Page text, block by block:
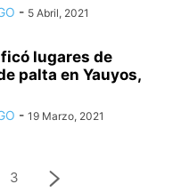
- 5 Abril, 2021
lugares de
palta en Yauyos,
- 19 Marzo, 2021
3